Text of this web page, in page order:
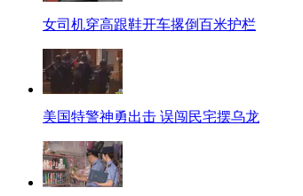
女司机穿高跟鞋开车撂倒百米护栏
美国特警神勇出击 误闯民宅摆乌龙